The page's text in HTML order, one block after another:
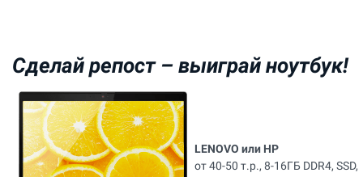
Сделай репост – выиграй ноутбук!
LENOVO или HP
от 40-50 т.р., 8-16ГБ DDR4, SSD,